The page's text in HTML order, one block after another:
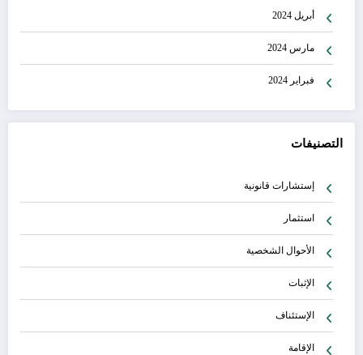
أبريل 2024
مارس 2024
فبراير 2024
التصنيفات
إستشارات قانونية
استثمار
الأحوال الشخصية
الإثبات
الإستئناف
الإقامة